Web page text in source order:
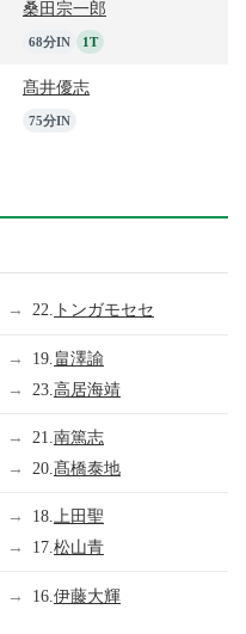
桑田宗一郎
68分IN 1T
髙井優志
75分IN
→ 22. トンガモセセ
→ 19. 畠澤諭
→ 23. 高居海靖
→ 21. 南篤志
→ 20. 髙橋泰地
→ 18.
上田聖
→ 17. 松山青
→ 16. 伊藤大輝